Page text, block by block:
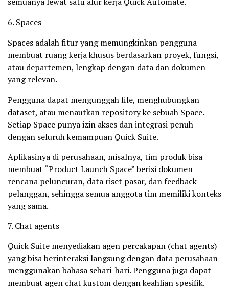
6. Spaces
Spaces adalah fitur yang memungkinkan pengguna
membuat ruang kerja khusus berdasarkan proyek, fungsi,
atau departemen, lengkap dengan data dan dokumen
yang relevan.
Pengguna dapat mengunggah file, menghubungkan
dataset, atau menautkan repository ke sebuah Space.
Setiap Space punya izin akses dan integrasi penuh
dengan seluruh kemampuan Quick Suite.
Aplikasinya di perusahaan, misalnya, tim produk bisa
membuat “Product Launch Space” berisi dokumen
rencana peluncuran, data riset pasar, dan feedback
pelanggan, sehingga semua anggota tim memiliki konteks
yang sama.
7. Chat agents
Quick Suite menyediakan agen percakapan (chat agents)
yang bisa berinteraksi langsung dengan data perusahaan
menggunakan bahasa sehari-hari. Pengguna juga dapat
membuat agen chat kustom dengan keahlian spesifik.